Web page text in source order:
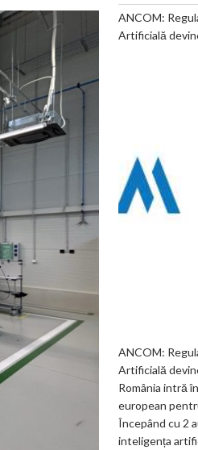
ANCOM:
Artificială
ANCOM:
Artificială
România intră
european
Începând cu 2
inteligența